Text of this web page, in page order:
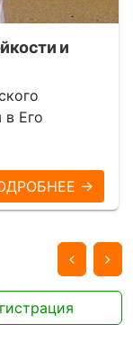
и
в Его
→